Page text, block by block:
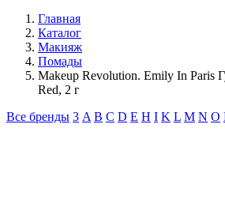
Главная
Каталог
Макияж
Помады
Makeup Revolution. Emily In Paris
Red, 2 г
Все бренды 3 A B C D E H I K L M N O